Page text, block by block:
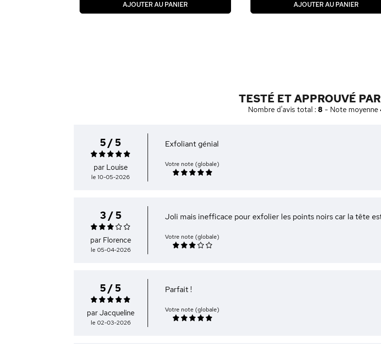
AJOUTER AU PANIER AJOUTER AU PANIER
TESTÉ ET APPROUVÉ
Nombre d'avis total : 8 - Note moyenne
5 / 5
par Louise
le 10-05-2026
Exfoliant génial
Votre note (globale)
3 / 5
par Florence
le 05-04-2026
Joli mais inefficace pour exfolier les points noirs car la tête
Votre note (globale)
5 / 5
par Jacqueline
le 02-03-2026
Parfait !
Votre note (globale)